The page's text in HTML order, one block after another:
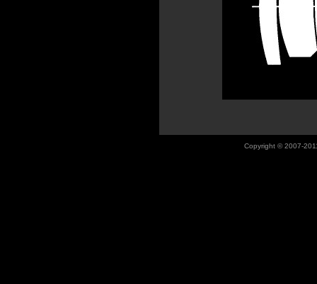
Copyright © 2007-